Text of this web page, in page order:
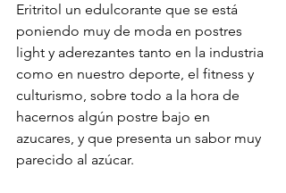
Eritritol un edulcorante que se está
poniendo muy de moda en postres
light y aderezantes tanto en la industria
como en nuestro deporte, el fitness y
culturismo, sobre todo a la hora de
hacernos algún postre bajo en
azucares, y que presenta un sabor muy
parecido al azúcar.